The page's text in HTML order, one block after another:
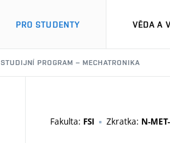
PRO STUDENTY VĚDA A
STUDIJNÍ PROGRAM – MECHATRONIKA
Fakulta: FSI Zkratka: N-